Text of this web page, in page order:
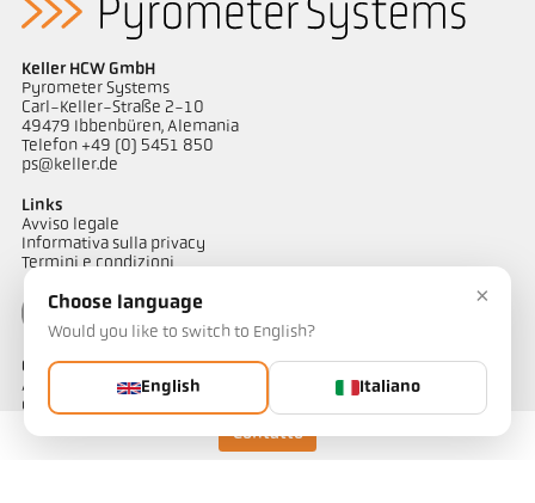
Contatto
Keller HCW GmbH
Pyrometer Systems
Carl-Keller-Straße 2-10
49479 Ibbenbüren, Alemania
Telefon +49 (0) 5451 850
ps@keller.de
Links
Avviso legale
Informativa sulla privacy
Termini e condizioni
Contatto
Avete domande riguardo alle nostre soluzioni di misurazione
della temperatura? Il nostro team è a vostra disposizione per
×
Choose language
Would you like to switch to English?
English Italiano